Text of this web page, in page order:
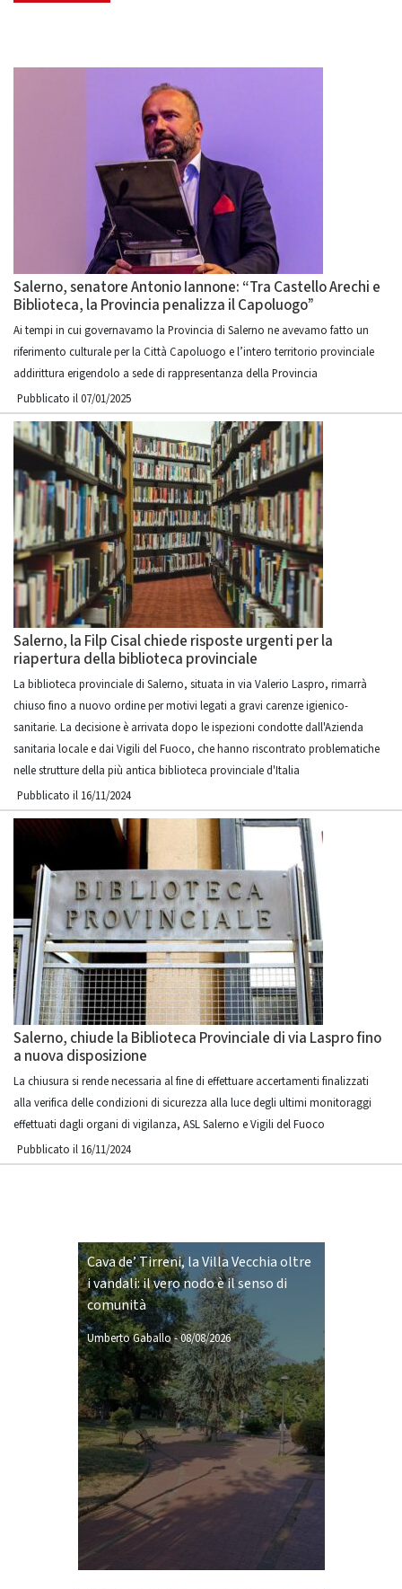
Salerno, senatore Antonio Iannone: “Tra Castello Arechi e
Biblioteca, la Provincia penalizza il Capoluogo”
Ai tempi in cui governavamo la Provincia di Salerno ne avevamo fatto un
riferimento culturale per la Città Capoluogo e l’intero territorio provinciale
addirittura erigendolo a sede di rappresentanza della Provincia
Pubblicato il 07/01/2025
Salerno, la Filp Cisal chiede risposte urgenti per la
riapertura della biblioteca provinciale
La biblioteca provinciale di Salerno, situata in via Valerio Laspro, rimarrà
chiuso fino a nuovo ordine per motivi legati a gravi carenze igienico-
sanitarie. La decisione è arrivata dopo le ispezioni condotte dall'Azienda
sanitaria locale e dai Vigili del Fuoco, che hanno riscontrato problematiche
nelle strutture della più antica biblioteca provinciale d'Italia
Pubblicato il 16/11/2024
Salerno, chiude la Biblioteca Provinciale di via Laspro fino
a nuova disposizione
La chiusura si rende necessaria al fine di effettuare accertamenti finalizzati
alla verifica delle condizioni di sicurezza alla luce degli ultimi monitoraggi
effettuati dagli organi di vigilanza, ASL Salerno e Vigili del Fuoco
Pubblicato il 16/11/2024
Cava de’ Tirreni, la Villa Vecchia oltre
i vandali: il vero nodo è il senso di
comunità
Umberto Gaballo-08/08/2026